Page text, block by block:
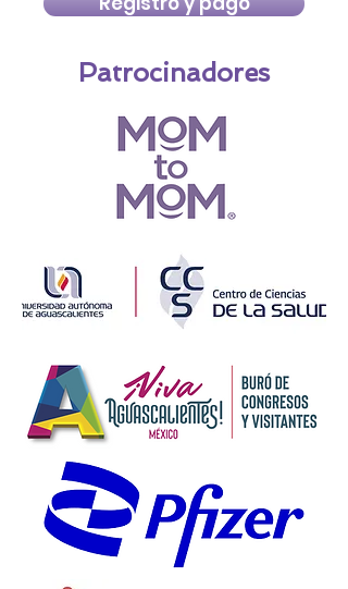
Patrocinadores